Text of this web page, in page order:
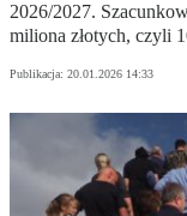
2026/2027.
miliona złotych, czyli
Publikacja: 20.01.2026 14:33